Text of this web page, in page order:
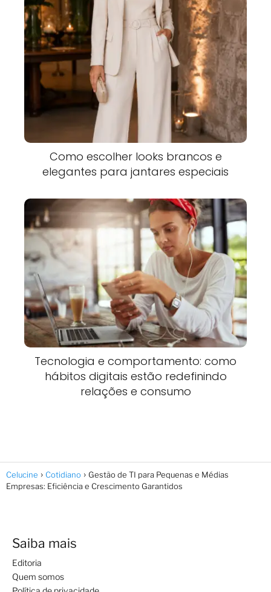
Como escolher looks brancos e
elegantes para jantares especiais
Tecnologia e comportamento: como
hábitos digitais estão redefinindo
relações e consumo
Celucine Cotidiano
Gestão de TI para Pequenas e Médias
Empresas: Eficiência e Crescimento Garantidos
Saiba mais
Editoria
Quem somos